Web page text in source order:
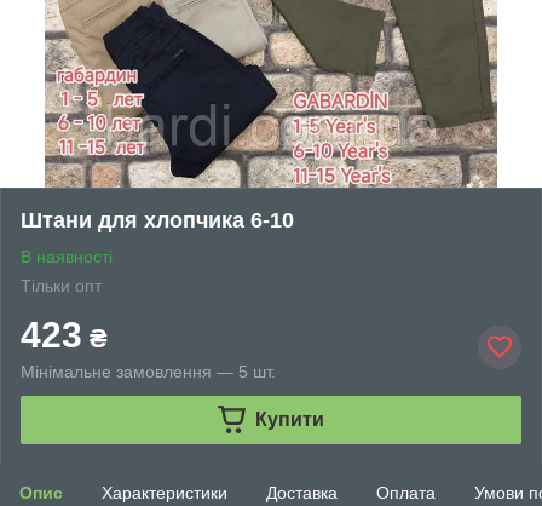
Штани для хлопчика 6-10
В наявності
Тільки опт
423 ₴
Мінімальне замовлення — 5 шт.
Купити
Опис Характеристики Доставка Оплата Умови